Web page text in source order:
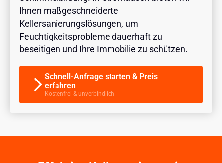
Ihnen maßgeschneiderte
Kellersanierungslösungen, um
Feuchtigkeitsprobleme dauerhaft zu
beseitigen und Ihre Immobilie zu schützen.
Schnell-Anfrage starten & Preis
erfahren
Kostenfrei & unverbindlich